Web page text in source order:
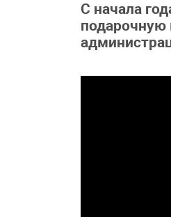
С начала
подарочную